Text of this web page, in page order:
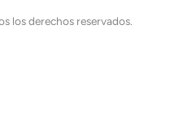
los derechos reservados.